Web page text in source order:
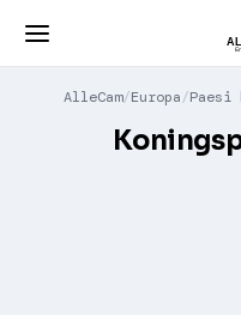
AlleCam Europa Paesi